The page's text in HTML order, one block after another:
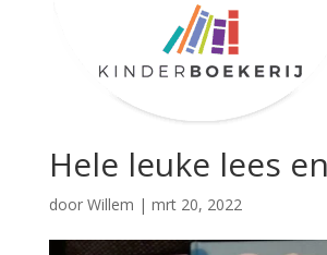
Hele leuke lees
door Willem | mrt 20, 2022